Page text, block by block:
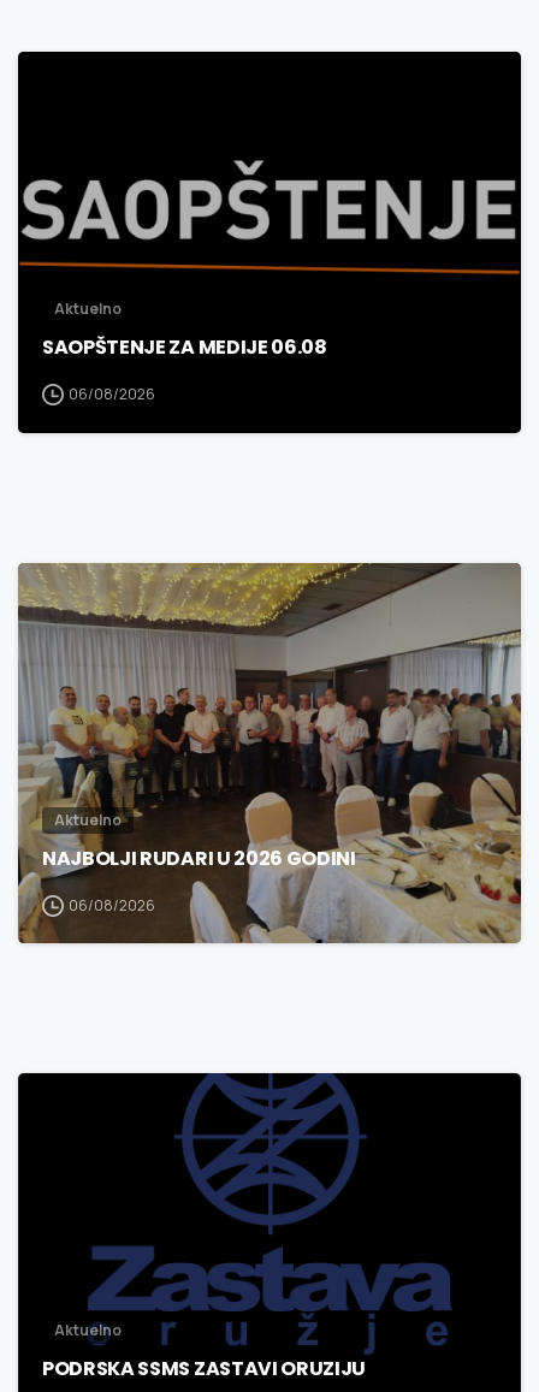
Aktuelno
SAOPŠTENJE ZA MEDIJE 06.08
06/08/2026
Aktuelno
NAJBOLJI RUDARI U 2026 GODINI
06/08/2026
Aktuelno
PODRSKA SSMS ZASTAVI ORUZIJU